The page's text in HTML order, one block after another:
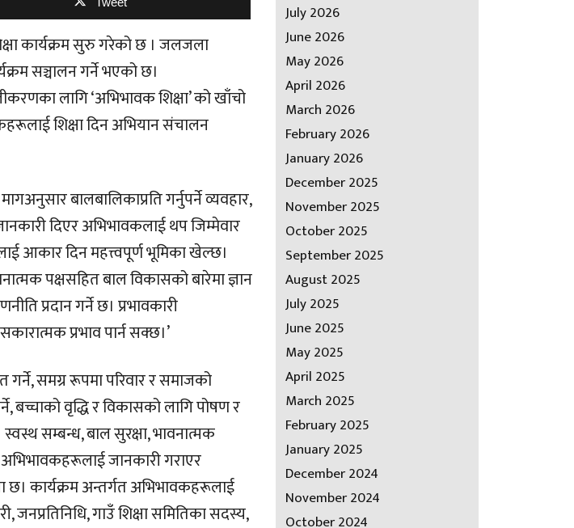
कार्यक्रम सुरु गरेको छ । जलजला
सञ्चालन गर्ने भएको छ।
लागि ‘अभिभावक शिक्षा’ को खाँचो
शिक्षा दिन अभियान संचालन
बालबालिकाप्रति गर्नुपर्ने व्यवहार,
दिएर अभिभावकलाई थप जिम्मेवार
आकार दिन महत्त्वपूर्ण भूमिका खेल्छ।
पक्षसहित बाल विकासको बारेमा ज्ञान
प्रदान गर्ने छ। प्रभावकारी
प्रभाव पार्न सक्छ।’
गर्ने, समग्र रूपमा परिवार र समाजको
वृद्धि र विकासको लागि पोषण र
सम्बन्ध, बाल सुरक्षा, भावनात्मक
जानकारी गराएर
कार्यक्रम अन्तर्गत अभिभावकहरूलाई
जनप्रतिनिधि, गाउँ शिक्षा समितिका सदस्य,
July 2026
June 2026
May 2026
April 2026
March 2026
February 2026
January 2026
December 2025
November 2025
October 2025
September 2025
August 2025
July 2025
June 2025
May 2025
April 2025
March 2025
February 2025
January 2025
December 2024
November 2024
October 2024